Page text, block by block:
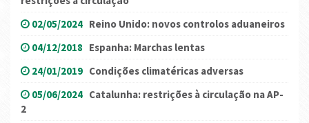
02/05/2024 Reino Unido: novos controlos aduaneiros
04/12/2018 Espanha: Marchas lentas
24/01/2019 Condições climatéricas adversas
05/06/2024 Catalunha: restrições à circulação na AP-
2